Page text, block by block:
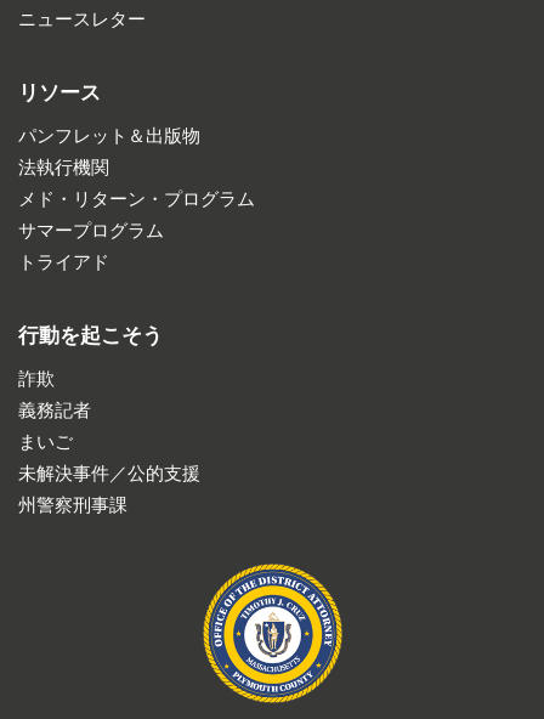
ニュースレター
リソース
パンフレット＆出版物
法執行機関
メド・リターン・プログラム
サマープログラム
トライアド
行動を起こそう
詐欺
義務記者
まいご
未解決事件／公的支援
州警察刑事課